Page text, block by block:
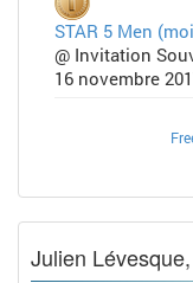
STAR 5 Men
@ Invitation
16 novembre
Julien